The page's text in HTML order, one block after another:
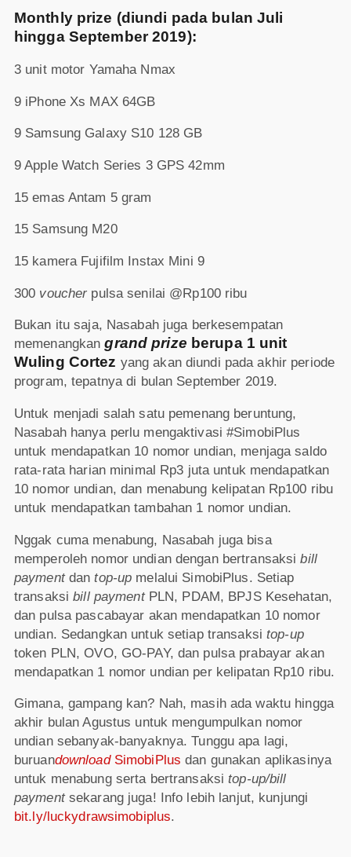
Monthly prize (diundi pada bulan Juli
hingga September 2019):
3 unit motor Yamaha Nmax
9 iPhone Xs MAX 64GB
9 Samsung Galaxy S10 128 GB
9 Apple Watch Series 3 GPS 42mm
15 emas Antam 5 gram
15 Samsung M20
15 kamera Fujifilm Instax Mini 9
300 voucher pulsa senilai @Rp100 ribu
Bukan itu saja, Nasabah juga berkesempatan
memenangkangrand prize berupa 1 unit
Wuling Cortez yang akan diundi pada akhir periode
program, tepatnya di bulan September 2019.
Untuk menjadi salah satu pemenang beruntung,
Nasabah hanya perlu mengaktivasi #SimobiPlus
untuk mendapatkan 10 nomor undian, menjaga saldo
rata-rata harian minimal Rp3 juta untuk mendapatkan
10 nomor undian, dan menabung kelipatan Rp100 ribu
untuk mendapatkan tambahan 1 nomor undian.
Nggak cuma menabung, Nasabah juga bisa
memperoleh nomor undian dengan bertransaksibill
paymentdantop-up melalui SimobiPlus. Setiap
transaksibill payment PLN, PDAM, BPJS Kesehatan,
dan pulsa pascabayar akan mendapatkan 10 nomor
undian. Sedangkan untuk setiap transaksitop-up
token PLN, OVO, GO-PAY, dan pulsa prabayar akan
mendapatkan 1 nomor undian per kelipatan Rp10 ribu.
Gimana, gampang kan? Nah, masih ada waktu hingga
akhir bulan Agustus untuk mengumpulkan nomor
undian sebanyak-banyaknya. Tunggu apa lagi,
buruandownloadSimobiPlus dan gunakan aplikasinya
untuk menabung serta bertransaksitop-up/bill
paymentsekarang juga! Info lebih lanjut, kunjungi
bit.ly/luckydrawsimobiplus.